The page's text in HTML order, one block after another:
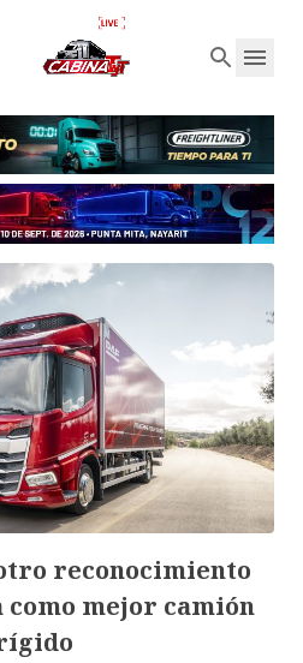
reconocimiento
como mejor camión